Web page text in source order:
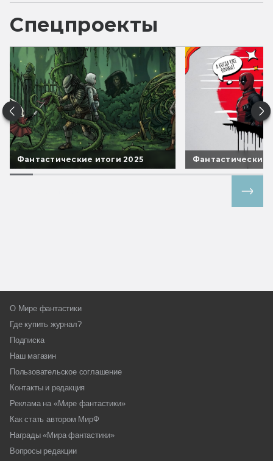
Спецпроекты
Фантастические итоги 2025 Фантастические
О Мире фантастики
Где купить журнал?
Подписка
Наш магазин
Пользовательское соглашение
Контакты и редакция
Реклама на «Мире фантастики»
Как стать автором МирФ
Награды «Мира фантастики»
Вопросы редакции